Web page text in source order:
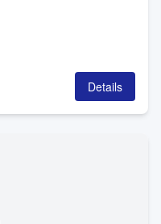
Details